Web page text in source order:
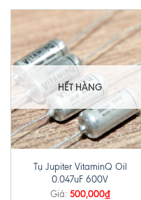
HẾT HÀNG
Tụ Jupiter VitaminQ Oil
0.047uF 600V
Giá: 500,000₫